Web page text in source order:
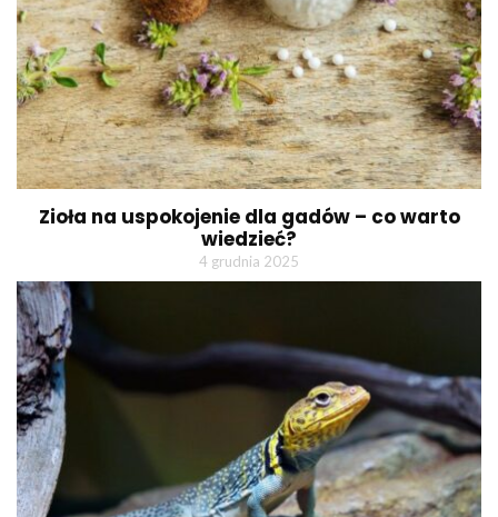
Zioła na uspokojenie dla gadów – co warto
wiedzieć?
4 grudnia 2025